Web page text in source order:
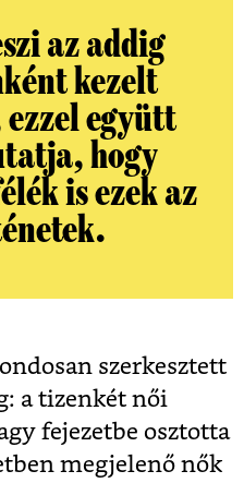
az addig
kezelt
együtt
hogy
is ezek az
szerkesztett
a tizenkét női
fejezetbe osztotta
megjelenő nők